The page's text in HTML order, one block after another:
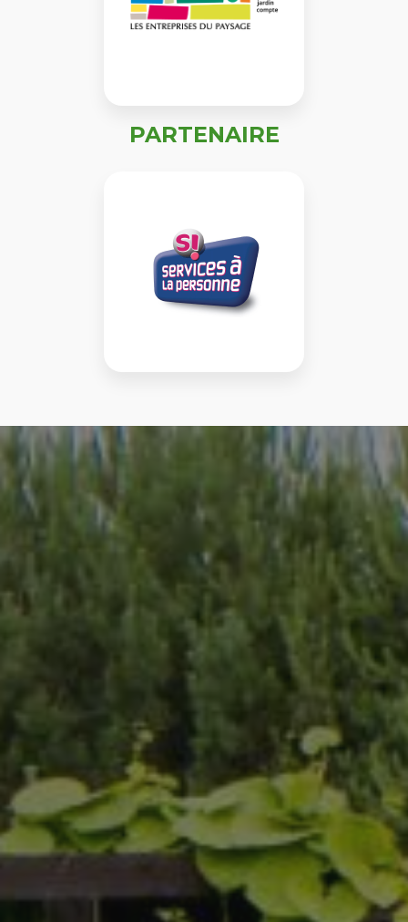
PARTENAIRE